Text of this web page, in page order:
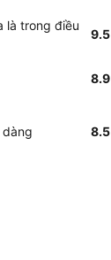
là trong điều
9.5
8.9
8.5